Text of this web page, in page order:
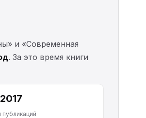
и «Современная
. За это время книги
2017
публикаций